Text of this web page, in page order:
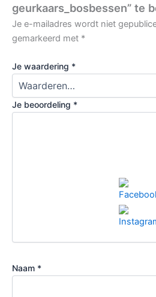
geurkaars_bosbessen” te
Je e-mailadres wordt niet
gemarkeerd met *
Je waardering *
Je beoordeling *
Naam *